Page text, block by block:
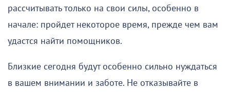
рассчитывать только на свои силы, особенно в
начале: пройдет некоторое время, прежде чем вам
удастся найти помощников.
Близкие сегодня будут особенно сильно нуждаться
в вашем внимании и заботе. Не отказывайте в